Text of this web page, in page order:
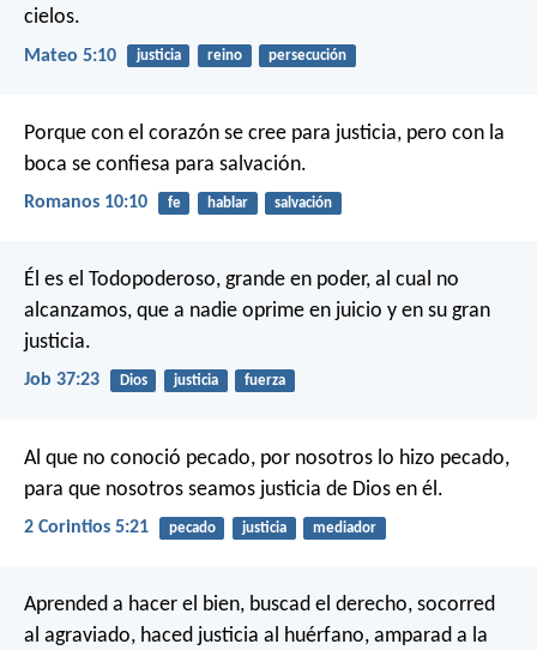
cielos.
Mateo 5:10 justicia reino persecución
Porque con el corazón se cree para justicia, pero con la
boca se confiesa para salvación.
Romanos 10:10 fe hablar salvación
Él es el Todopoderoso, grande en poder, al cual no
alcanzamos, que a nadie oprime en juicio y en su gran
justicia.
Job 37:23 Dios justicia fuerza
Al que no conoció pecado, por nosotros lo hizo pecado,
para que nosotros seamos justicia de Dios en él.
2 Corintios 5:21 pecado justicia mediador
Aprended a hacer el bien, buscad el derecho, socorred
al agraviado, haced justicia al huérfano, amparad a la